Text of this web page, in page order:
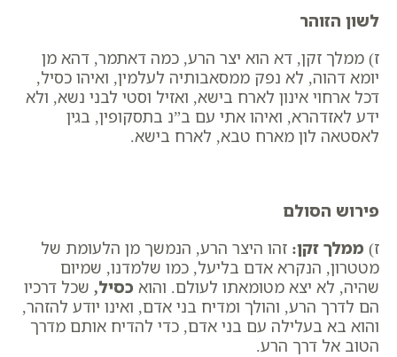
לשון הזוהר
ז) ממלך זקן, דא הוא יצר הרע, כמה דאתמר, דהא מן
יומא דהוה, לא נפק ממסאבותיה לעלמין, ואיהו כסיל,
דכל ארחוי אינון לארח בישא, ואזיל וסטי לבני נשא, ולא
ידע לאזדהרא, ואיהו אתי עם ב”נ בתסקופין, בגין
לאסטאה לון מארח טבא, לארח בישא.
פירוש הסולם
ז) ​ ממלך זקן: זהו היצר הרע, הנמשך מן הלעומת של
מטטרון, הנקרא אדם בליעל, כמו שלמדנו, שמיום
שהיה, לא יצא מטומאתו לעולם. והוא כסיל, שכל דרכיו
הם לדרך הרע, והולך ומדיח בני אדם, ואינו יודע להזהר,
והוא בא בעלילה עם בני אדם, כדי להדיח אותם מדרך
הטוב אל דרך הרע.